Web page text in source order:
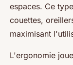
espaces. Ce
couettes,
maximisant
L'ergonomie